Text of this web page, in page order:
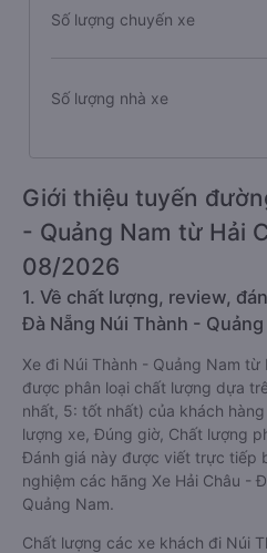
Số lượng chuyến xe
Số lượng nhà xe
Giới thiệu tuyến
- Quảng Nam từ Hải
08/2026
1. Về chất lượng, review,
Đà Nẵng Núi Thành - Quảng
Xe đi Núi Thành - Quảng Nam
được phân loại chất lượng dựa
nhất, 5: tốt nhất) của khách
lượng xe, Đúng giờ, Chất lượng
Đánh giá này được viết trực tiếp
nghiệm các hãng Xe Hải Châu -
Quảng Nam.
Chất lượng các xe khách đi Núi